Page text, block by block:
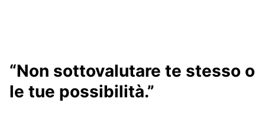
“Non sottovalutare te stesso o
le tue possibilità.”